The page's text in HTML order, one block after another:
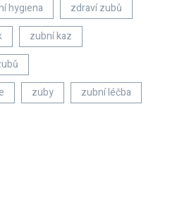
hygiena
zdraví zubů
zubní kaz
zuby
zubní léčba